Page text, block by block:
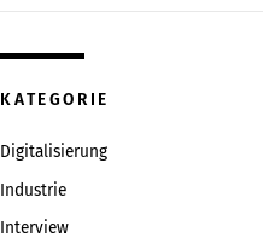
KATEGORIE
Digitalisierung
Industrie
Interview